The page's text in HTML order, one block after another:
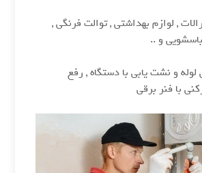
, لوازم بهداشتی , توالت فرنگی ,
و ..
و نشت یابی با دستگاه , رفع
با فنر برقی